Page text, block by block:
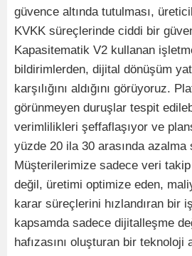
güvence altında tutulması,
KVKK süreçlerinde ciddi bir
Kapasitematik V2 kullanan
bildirimlerden, dijital dönüşüm
karşılığını aldığını görüyoruz.
görünmeyen duruşlar tespit
verimlilikleri şeffaflaşıyor ve
yüzde 20 ila 30 arasında azalma
Müşterilerimize sadece veri
değil, üretimi optimize eden,
karar süreçlerini hızlandıran bir
kapsamda sadece dijitalleşme
hafızasını oluşturan bir teknoloji